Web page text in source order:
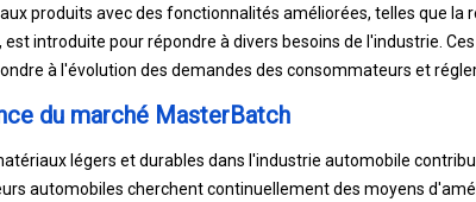
produits avec des fonctionnalités améliorées, telles que la
introduite pour répondre à divers besoins de l'industrie.
à l'évolution des demandes des consommateurs et
du marché MasterBatch
légers et durables dans l'industrie automobile
automobiles cherchent continuellement des moyens